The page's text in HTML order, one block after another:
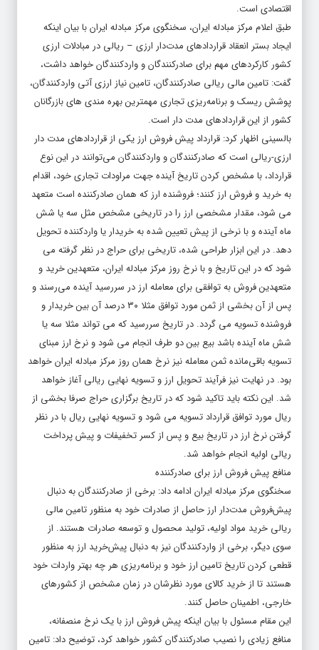
اقتصادی است.
طبق اعلام مرکز مبادله ایران، سخنگوی مرکز مبادله ایران با بیان اینکه
ایجاد بستر انعقاد قراردادهای مدت‌دار ارزی – ریالی در مبادلات ارزی
کشور کارکردهای مهم برای صادرکنندگان و واردکنندگان خواهد داشت،
گفت: تامین مالی ریالی صادرکنندگان، تامین نیاز ارزی آتی واردکنندگان،
پوشش ریسک و برنامه‌ریزی تجاری مهمترین بهره مندی های بازرگانان
کشور از این قراردادهای مدت دار است.
بالسینی اظهار کرد: قرارداد پیش فروش ارز یکی از قراردادهای مدت دار
ارزی-ریالی است که صادرکنندگان و واردکنندگان می‌توانند در این نوع
قرارداد، با مشخص کردن تاریخ آینده جهت مراودات تجاری خود، اقدام
به خرید و فروش ارز کنند؛ فروشنده ارز که همان صادرکننده است متعهد
می شود، مقدار مشخصی ارز را در تاریخی مشخص مثل سه یا شش
ماه آینده و با نرخی از پیش تعیین شده به خریدار یا واردکننده تحویل
دهد. در این ابزار طراحی شده، تاریخی برای حراج در نظر گرفته می
شود که در این تاریخ و با نرخ روز مرکز مبادله ایران، متعهدین خرید و
متعهدین فروش به توافقی برای معامله ارز در سررسید آینده می‌رسند و
پس از آن بخشی از ثمن مورد توافق مثلا ۳۰ درصد آن بین خریدار و
فروشنده تسویه می گردد. در تاریخ سررسید که می تواند مثلا سه یا
شش ماه آینده باشد بیع بین دو طرف انجام می شود و نرخ ارز مبنای
تسویه باقی‌مانده ثمن معامله نیز نرخ همان روز مرکز مبادله ایران خواهد
بود. در نهایت نیز فرآیند تحویل ارز و تسویه نهایی ریالی آغاز خواهد
شد. این نکته باید تاکید شود که در تاریخ برگزاری حراج صرفا بخشی از
ریال مورد توافق قرارداد تسویه می شود و تسویه نهایی ریال با در نظر
گرفتن نرخ ارز در تاریخ بیع و پس از کسر تخفیفات و پیش پرداخت
ریالی اولیه انجام خواهد شد.
منافع پیش فروش ارز برای صادرکننده
سخنگوی مرکز مبادله ایران ادامه داد: برخی از صادرکنندگان به دنبال
پیش‌فروش مدت‌دار ارز حاصل از صادرات خود به منظور تامین مالی
ریالی خرید مواد اولیه، تولید محصول و توسعه صادرات هستند. از
سوی دیگر، برخی از واردکنندگان نیز به دنبال پیش‌خرید ارز به منظور
قطعی کردن تاریخ تامین ارز خود و برنامه‌ریزی هر چه بهتر واردات خود
هستند تا از خرید کالای مورد نظرشان در زمان مشخص از کشورهای
خارجی، اطمینان حاصل کنند.
این مقام مسئول با بیان اینکه پیش فروش ارز با یک نرخ منصفانه،
منافع زیادی را نصیب صادرکنندگان کشور خواهد کرد، توضیح داد: تامین